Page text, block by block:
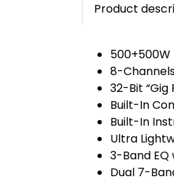
Product
500+500W
8-
32-Bit “Gig
Built-In
Built-In
Ultra
3-Band EQ
Dual 7-